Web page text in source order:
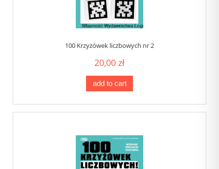
100 Krzyżówek liczbowych nr 2
20,00 zł
add to cart